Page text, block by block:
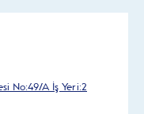
No:49/A İş Yeri:2